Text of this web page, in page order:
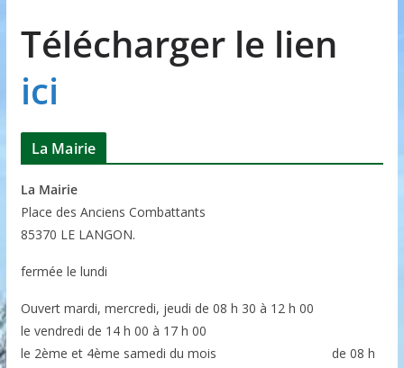
Télécharger le lien
ici
La Mairie
La Mairie
Place des Anciens Combattants
85370 LE LANGON.
fermée le lundi
Ouvert mardi, mercredi, jeudi de 08 h 30 à 12 h 00
le vendredi de 14 h 00 à 17 h 00
le 2ème et 4ème samedi du mois de 08 h